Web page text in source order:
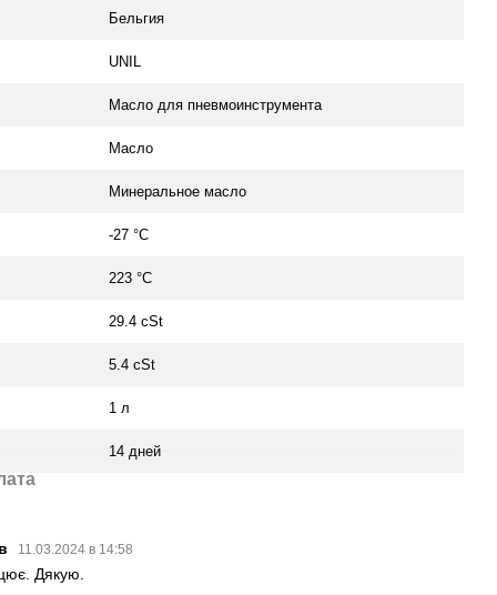
Бельгия
UNIL
Масло для пневмоинструмента
Масло
Минеральное масло
-27 °С
223 °С
29.4 cSt
5.4 cSt
1 л
14 дней
11.03.2024 в 14:58
Дякую.